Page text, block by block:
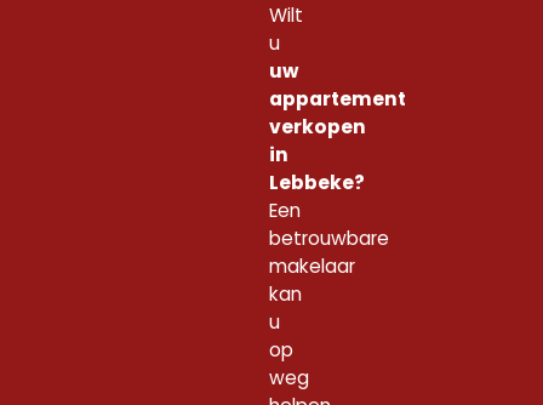
Wilt
u
uw
appartement
verkopen
in
Lebbeke?
Een
betrouwbare
makelaar
kan
u
op
weg